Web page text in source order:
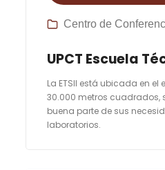
Centro de
UPCT Escuela
La ETSII está ubicada en
30.000 metros cuadrados,
buena parte de sus
laboratorios.